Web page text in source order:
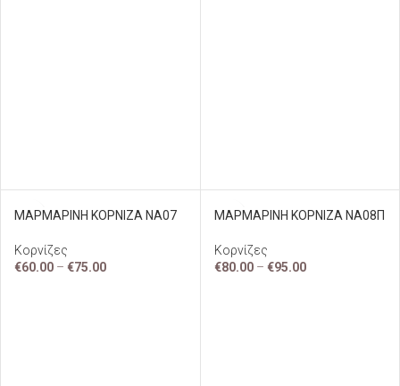
ΜΑΡΜΑΡΙΝΗ ΚΟΡΝΙΖΑ ΝΑ07
Κορνίζες
€60.00 – €75.00
ΜΑΡΜΑΡΙΝΗ ΚΟΡΝΙΖΑ ΝΑ08Π
Κορνίζες
€80.00 – €95.00